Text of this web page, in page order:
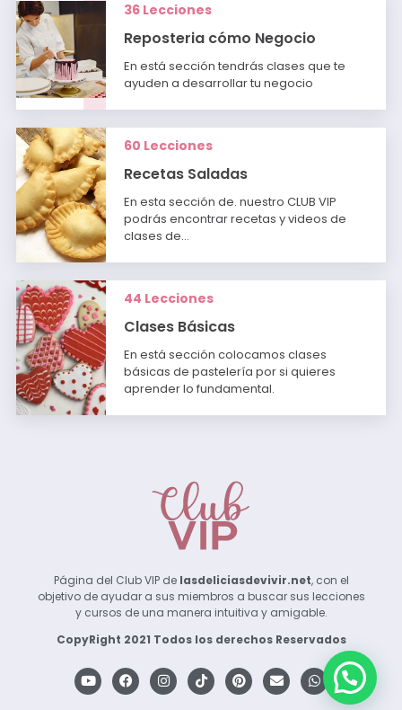
36 Lecciones
Reposteria cómo Negocio
En está sección tendrás clases que te
ayuden a desarrollar tu negocio
60 Lecciones
Recetas Saladas
En esta sección de. nuestro CLUB VIP
podrás encontrar recetas y videos de
clases de…
44 Lecciones
Clases Básicas
En está sección colocamos clases
básicas de pastelería por si quieres
aprender lo fundamental.
Página del Club VIP de lasdeliciasdevivir.net, con el
objetivo de ayudar a sus miembros a buscar sus lecciones
y cursos de una manera intuitiva y amigable.
CopyRight 2021 Todos los derechos Reservados